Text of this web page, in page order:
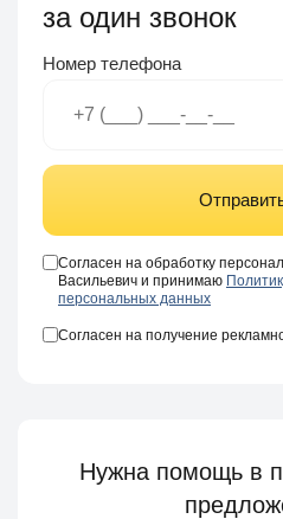
за один звонок
Номер телефона
Согласен на обработку
Васильевич и принимаю
персональных данных
Согласен на получение
Нужна помощь в